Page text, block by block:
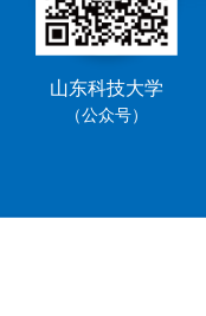
山东科技大学
（公众号）